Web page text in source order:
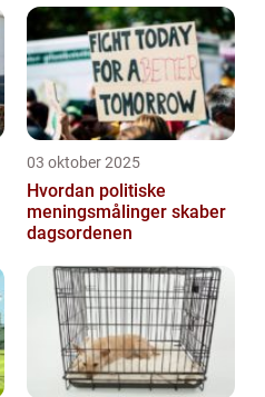
03 oktober 2025
Hvordan politiske
meningsmålinger skaber
dagsordenen